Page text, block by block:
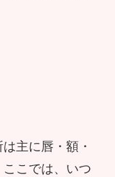
主に唇・額・
こでは、いつ